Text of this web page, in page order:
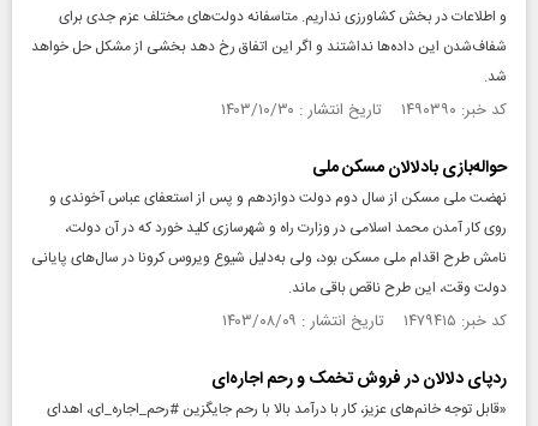
و اطلاعات در بخش کشاورزی نداریم. متاسفانه دولت‌های مختلف عزم جدی برای
شفاف‌شدن این داده‌ها نداشتند و اگر این اتفاق رخ دهد بخشی از مشکل حل خواهد
شد.
کد خبر: ۱۴۹۰۳۹۰ تاریخ انتشار : ۱۴۰۳/۱۰/۳۰
حواله‌بازی بادلالان مسکن ملی
نهضت ملی مسکن از سال دوم دولت دوازدهم و پس از استعفای عباس آخوندی و
روی کار آمدن محمد اسلامی در وزارت راه و شهرسازی کلید خورد که در آن دولت،
نامش طرح اقدام ملی مسکن بود، ولی به‌دلیل شیوع ویروس کرونا در سال‌های پایانی
دولت وقت، این طرح ناقص باقی ماند.
کد خبر: ۱۴۷۹۴۱۵ تاریخ انتشار : ۱۴۰۳/۰۸/۰۹
ردپای دلالان در فروش تخمک و رحم اجاره‌ای
«قابل توجه خانم‌های عزیز، کار با درآمد بالا با رحم جایگزین #رحم_اجاره_ای، اهدای